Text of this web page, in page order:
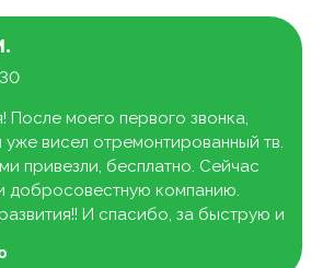
После моего первого звонка,
уже висел отремонтированный тв.
привезли, бесплатно. Сейчас
добросовестную компанию.
И спасибо, за быструю и